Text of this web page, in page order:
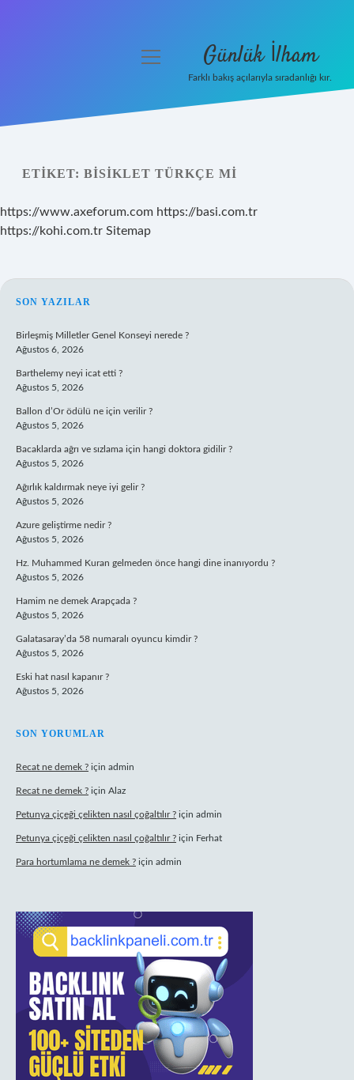
Yasal Uyarı
Hakkımızda
menüyü
Günlük İlham
Farklı bakış açılarıyla sıradanlığı kır.
ETIKET: BISIKLET TÜRKÇE MI
https://www.axeforum.com https://basi.com.tr
https://kohi.com.tr Sitemap
SIDEBAR
SON YAZILAR
Birleşmiş Milletler Genel Konseyi nerede ?
Ağustos 6, 2026
Barthelemy neyi icat etti ?
Ağustos 5, 2026
Ballon d’Or ödülü ne için verilir ?
Ağustos 5, 2026
Bacaklarda ağrı ve sızlama için hangi doktora gidilir ?
Ağustos 5, 2026
Ağırlık kaldırmak neye iyi gelir ?
Ağustos 5, 2026
Azure geliştirme nedir ?
Ağustos 5, 2026
Hz. Muhammed Kuran gelmeden önce hangi dine inanıyordu ?
Ağustos 5, 2026
Hamim ne demek Arapçada ?
Ağustos 5, 2026
Galatasaray’da 58 numaralı oyuncu kimdir ?
Ağustos 5, 2026
Eski hat nasıl kapanır ?
Ağustos 5, 2026
SON YORUMLAR
Recat ne demek ? için admin
Recat ne demek ? için Alaz
Petunya çiçeği çelikten nasıl çoğaltılır ? için admin
Petunya çiçeği çelikten nasıl çoğaltılır ? için Ferhat
Para hortumlama ne demek ? için admin